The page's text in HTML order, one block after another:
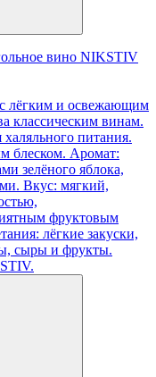
вино NIKSTIV
с лёгким и освежающим
классическим винам.
питания.
блеском. Аромат:
зелёного яблока,
Вкус: мягкий,
фруктовым
лёгкие закуски,
сыры и фрукты.